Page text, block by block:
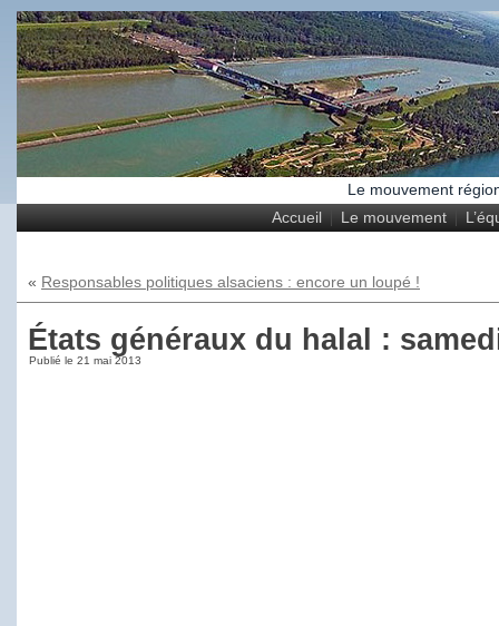
Le mouvement
Accueil
Le mouvement
« Responsables politiques alsaciens : encore un loupé !
États généraux du halal :
Publié le 21 mai 2013